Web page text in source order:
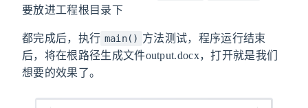
要放进工程根目录下
都完成后，执行 main() 方法测试，程序运行结束
后，将在根路径生成文件output.docx，打开就是我们
想要的效果了。